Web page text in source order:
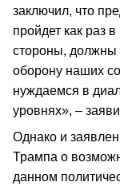
заключил, что
пройдет как раз
стороны, должны
оборону наших
нуждаемся в
уровнях», –
Однако и
Трампа о
данном